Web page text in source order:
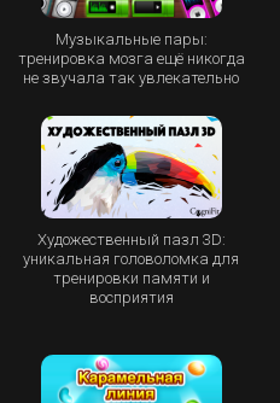
Музыкальные пары:
тренировка мозга ещё никогда
не звучала так увлекательно
Художественный пазл 3D:
уникальная головоломка для
тренировки памяти и
восприятия